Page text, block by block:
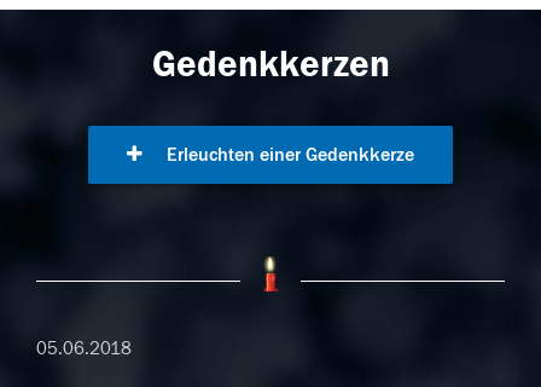
Gedenkkerzen
Erleuchten einer Gedenkkerze
05.06.2018